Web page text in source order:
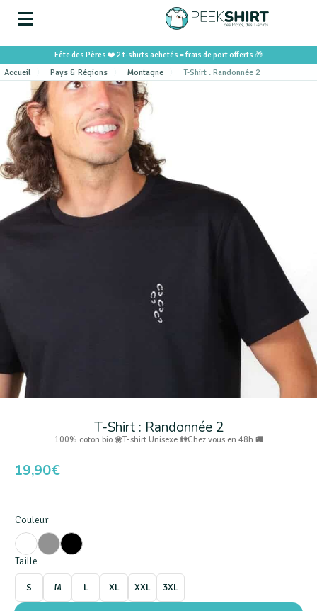
Fête des Pères ❤️ 2 t-shirts achetés = frais de port offerts 🎁
Accueil Pays & Régions Montagne T-Shirt : Randonnée 2
T-Shirt : Randonnée 2
100% coton bio 🌼T-shirt Unisexe 👫Chez vous en 48h 🚚
19,90€
Couleur
Taille
S M L XL XXL 3XL